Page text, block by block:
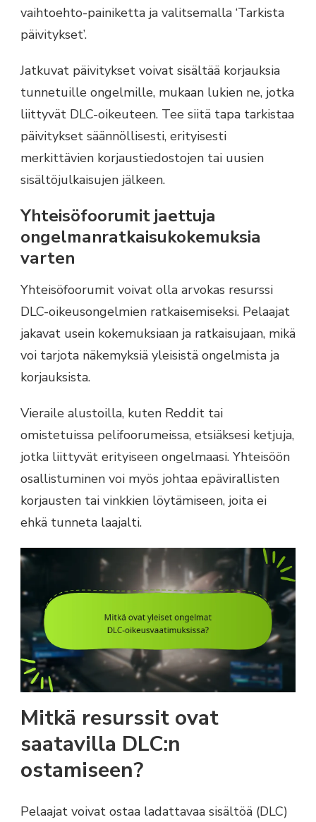
vaihtoehto-painiketta ja valitsemalla ‘Tarkista
päivitykset’.
Jatkuvat päivitykset voivat sisältää korjauksia
tunnetuille ongelmille, mukaan lukien ne, jotka
liittyvät DLC-oikeuteen. Tee siitä tapa tarkistaa
päivitykset säännöllisesti, erityisesti
merkittävien korjaustiedostojen tai uusien
sisältöjulkaisujen jälkeen.
Yhteisöfoorumit jaettuja
ongelmanratkaisukokemuksia
varten
Yhteisöfoorumit voivat olla arvokas resurssi
DLC-oikeusongelmien ratkaisemiseksi. Pelaajat
jakavat usein kokemuksiaan ja ratkaisujaan, mikä
voi tarjota näkemyksiä yleisistä ongelmista ja
korjauksista.
Vieraile alustoilla, kuten Reddit tai
omistetuissa pelifoorumeissa, etsiäksesi ketjuja,
jotka liittyvät erityiseen ongelmaasi. Yhteisöön
osallistuminen voi myös johtaa epävirallisten
korjausten tai vinkkien löytämiseen, joita ei
ehkä tunneta laajalti.
Mitkä resurssit ovat
saatavilla DLC:n
ostamiseen?
Pelaajat voivat ostaa ladattavaa sisältöä (DLC)